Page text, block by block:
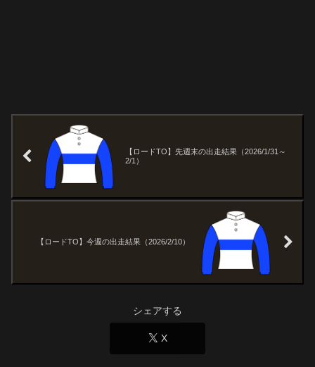
【ロードTO】先週末の出走結果（2026/1/31～
2/1）
【ロードTO】今週の出走結果（2026/2/10）
シェアする
X